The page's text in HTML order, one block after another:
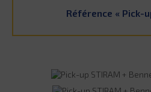
Référence « Pick-